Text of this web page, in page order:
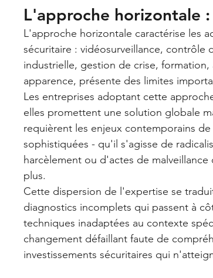
L'approche horizontale
L'approche horizontale caractérise les
sécuritaire : vidéosurveillance, contrôle
industrielle, gestion de crise,
apparence, présente des limites
Les entreprises adoptant cette
elles promettent une solution globale
requièrent les enjeux contemporains
sophistiquées - qu'il s'agisse de
harcèlement ou d'actes de
plus.
Cette dispersion de l'expertise se
diagnostics incomplets qui passent à
techniques inadaptées au contexte
changement défaillant faute de
investissements sécuritaires qui